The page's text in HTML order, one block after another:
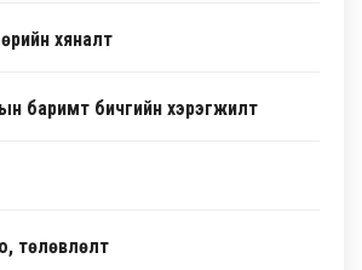
хяналт
баримт бичгийн хэрэгжилт
төлөвлөлт